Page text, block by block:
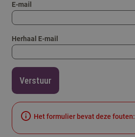
E-mail
Herhaal E-mail
Verstuur
Het formulier bevat deze fouten: